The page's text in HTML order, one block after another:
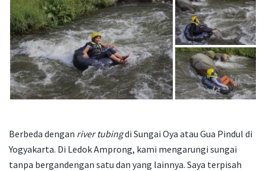
Berbeda dengan river tubingdi Sungai Oya atau Gua Pindul di
Yogyakarta. Di Ledok Amprong, kami mengarungi sungai
tanpa bergandengan satu dan yang lainnya. Saya terpisah